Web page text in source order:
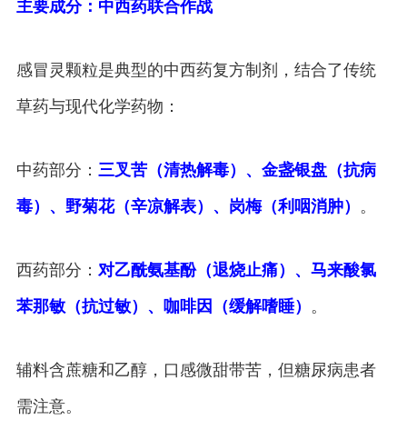
主要成分：中西药联合作战
感冒灵颗粒是典型的中西药复方制剂，结合了传统
草药与现代化学药物：
中药部分： 三叉苦（清热解毒）、金盏银盘（抗病
毒）、野菊花（辛凉解表）、岗梅（利咽消肿） 。
西药部分： 对乙酰氨基酚（退烧止痛）、马来酸氯
苯那敏（抗过敏）、咖啡因（缓解嗜睡） 。
辅料含蔗糖和乙醇，口感微甜带苦，但糖尿病患者
需注意。